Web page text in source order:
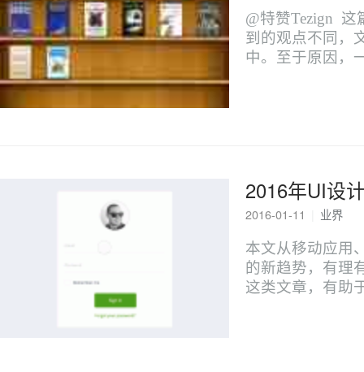
@特赞Tezign 这
到的观点不同，
中。至于原因，
2016年UI设
2016-01-11
业界
本文从移动应用
的新趋势，有理
这类文章，有助